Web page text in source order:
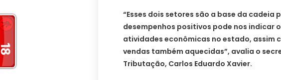
“Esses dois setores são a base da cadeia
desempenhos positivos pode nos indicar
atividades econômicas no estado, assim
vendas também aquecidas”, avalia o
Tributação, Carlos Eduardo Xavier.